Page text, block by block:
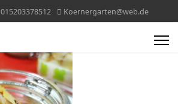
015203378512 Koernergarten@web.de